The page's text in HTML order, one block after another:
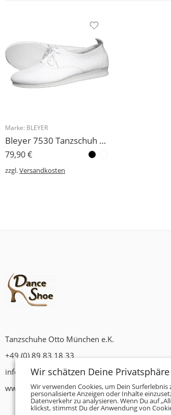
Marke: BLEYER
Bleyer 7530 Tanzschuh Boogie Rock´n Roll viele Größen wieder eingetroffen!
79,90€
zzgl.Versandkosten
Tanzschuhe Otto München e.K.
+49 (0) 89 83 18 33
info@tanzschuhe-muenchen.de
www.tanzschuhe-muenchen.de
Wir schätzen Deine Privatsphäre
Wir verwenden Cookies, um Dein Surferlebnis
personalisierte Anzeigen oder Inhalte
Datenverkehr zu analysieren. Wenn Du auf
klickst, stimmst Du der Anwendung von